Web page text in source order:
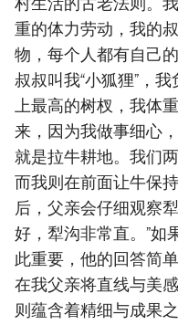
村生活的古老法则。
重的体力劳动，我的
物，每个人都有自己
叔叔叫我“小狐狸”，
上最高的树杈，我体
来，因为我做事细心
就是拉牛耕地。我们
而我则在前面让牛保
后，父亲会仔细观察
好，犁沟非常直。”如
此重要，他的回答简
在我父亲将直线与美
则蕴含着精细与成果